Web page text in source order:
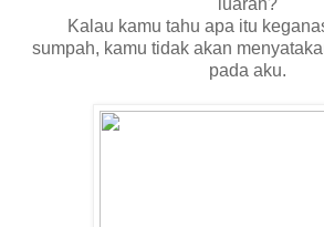
Kalau kamu tahu apa itu
sumpah, kamu tidak akan
pada aku.